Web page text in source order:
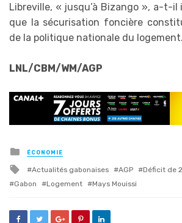
Libreville, « jusqu’à Bizango », a-t-il
que la sécurisation foncière
de la politique nationale du logement.
LNL/CBM/WM/AGP
Posted
in
ÉCONOMIE
Tagged
with
Actualités gabonaises AGP
Déficit de
Gabon
Logement Mays Mouissi